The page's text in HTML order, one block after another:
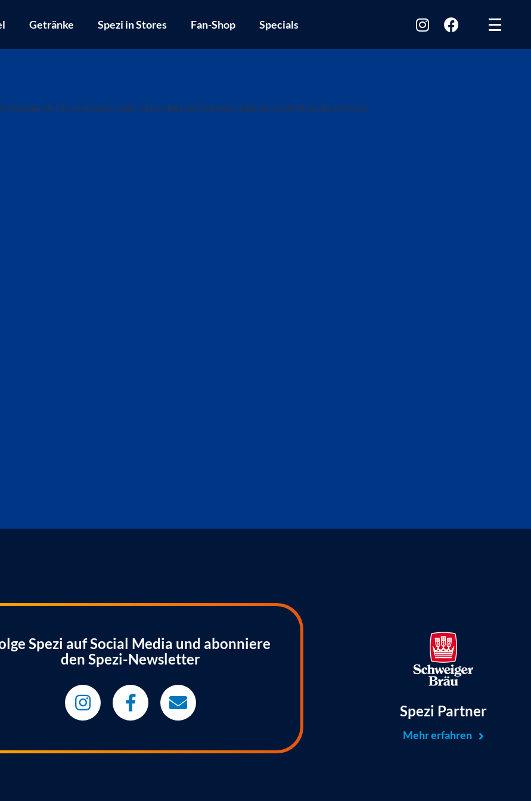
Getränke Spezi in Stores Fan-Shop Specials
Straßen der City und passt in jede noch so kleinste Parklücke. Steig ein und finde es selbst heraus!
Spezi auf Social Media und abonniere
den Spezi-Newsletter
Spezi Partner
Mehr erfahren